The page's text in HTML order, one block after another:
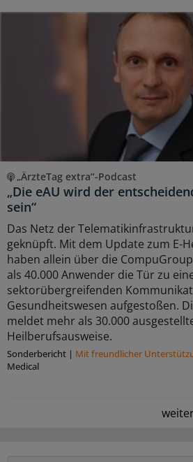
„ÄrzteTag extra“-Podcast
„Die eAU wird der
sein“
Das Netz der
geknüpft. Mit dem Update zum E-
haben allein über die
als 40.000 Anwender die Tür zu
sektorübergreifenden
Gesundheitswesen aufgestoßen.
meldet mehr als 30.000
Heilberufsausweise.
Sonderbericht | Mit freundlicher
Medical